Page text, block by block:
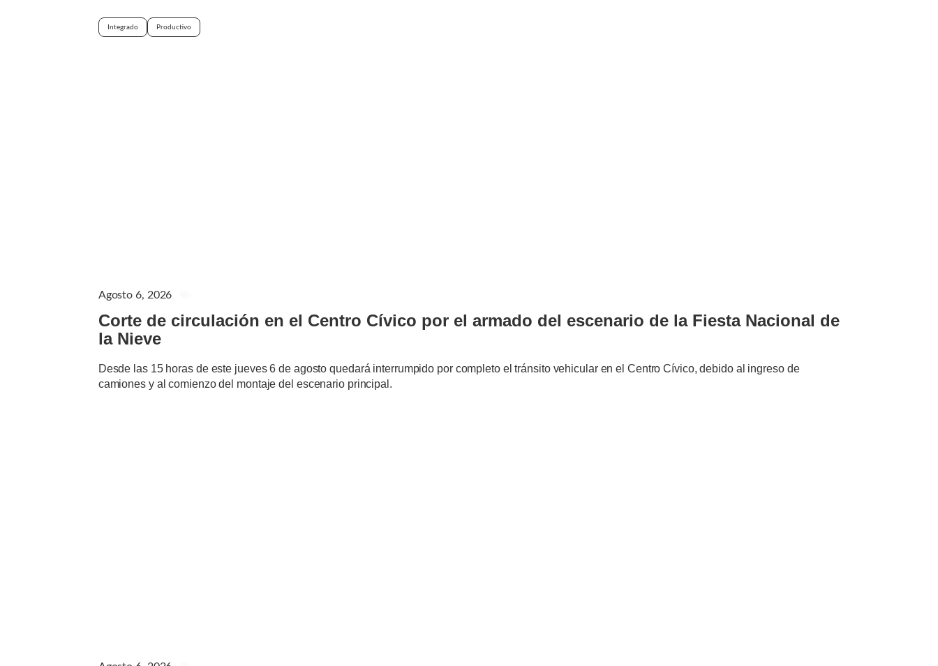
Integrado Productivo
Agosto 6, 2026
Corte de circulación en el Centro Cívico por el armado del escenario de la Fiesta Nacional de
la Nieve
Desde las 15 horas de este jueves 6 de agosto quedará interrumpido por completo el tránsito vehicular en el Centro Cívico, debido al ingreso de
camiones y al comienzo del montaje del escenario principal.